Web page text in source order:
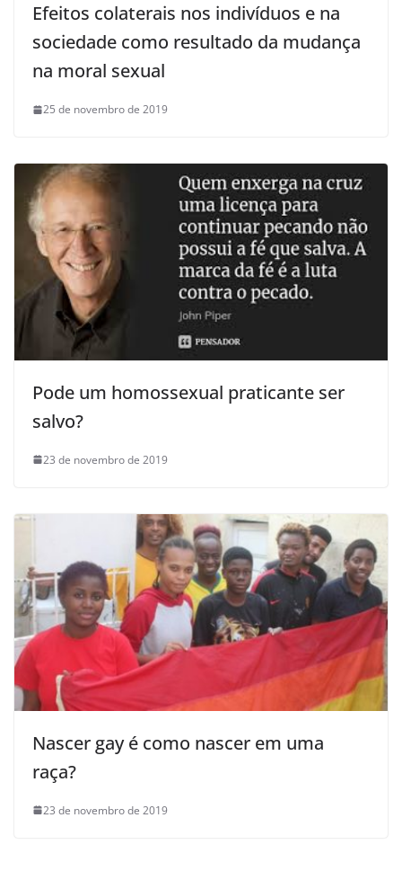
Efeitos colaterais nos indivíduos e na
sociedade como resultado da mudança
na moral sexual
25 de novembro de 2019
Pode um homossexual praticante ser
salvo?
23 de novembro de 2019
Nascer gay é como nascer em uma
raça?
23 de novembro de 2019